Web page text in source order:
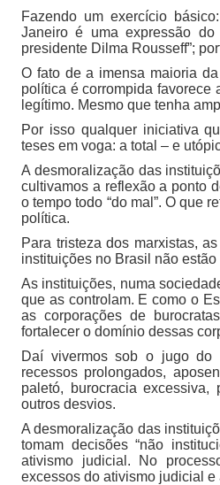
Fazendo um exercício
Janeiro é uma expressão
presidente Dilma Rousseff”;
O fato de a imensa maioria
política é corrompida favorece
legítimo. Mesmo que tenha
Por isso qualquer iniciativa
teses em voga: a total – e
A desmoralização das
cultivamos a reflexão a ponto
o tempo todo “do mal”. O que
política.
Para tristeza dos marxistas,
instituições no Brasil não
As instituições, numa
que as controlam. E como o
as corporações de
fortalecer o domínio dessas
Daí vivermos sob o jugo do
recessos prolongados,
paletó, burocracia
outros desvios.
A desmoralização das
tomam decisões “não
ativismo judicial. No
excessos do ativismo judicial